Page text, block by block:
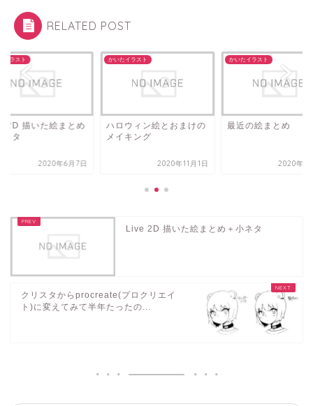
RELATED POST
イラスト
2D 描いた絵まとめ
ネタ
2020年6月7日
かいたイラスト
ハロウィン絵とおまけの
メイキング
2020年11月1日
かいたイラスト
最近の絵まとめ
2020年11
Live 2D 描いた絵まとめ＋小ネタ
クリスタからprocreate(プロクリエイ
ト)に変えてみて半年たったの...